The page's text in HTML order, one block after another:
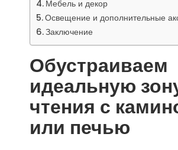
Мебель и декор
Освещение и дополнительные
Заключение
Обустраиваем
идеальную
чтения с
или печью